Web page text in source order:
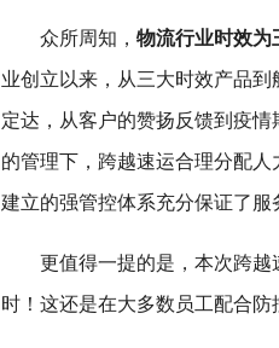
众所周知， 物流行业时效为
业创立以来，从三大时效产品到
定达，从客户的赞扬反馈到疫
的管理下，跨越速运合理分配
建立的强管控体系充分保证了服
更值得一提的是，本次跨越
时！这还是在大多数员工配合防